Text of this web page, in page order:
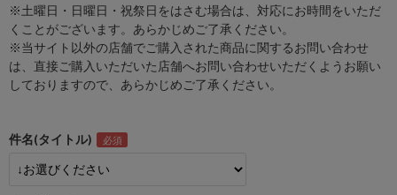
※土曜日・日曜日・祝祭日をはさむ場合は、対応にお時間をいただ
くことがございます。あらかじめご了承ください。
※当サイト以外の店舗でご購入された商品に関するお問い合わせ
は、直接ご購入いただいた店舗へお問い合わせいただくようお願い
しておりますので、あらかじめご了承ください。
件名(タイトル)